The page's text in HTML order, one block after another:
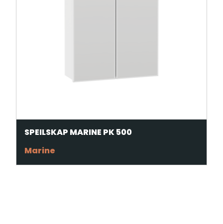
SPEILSKAP MARINE PK 500
Marine